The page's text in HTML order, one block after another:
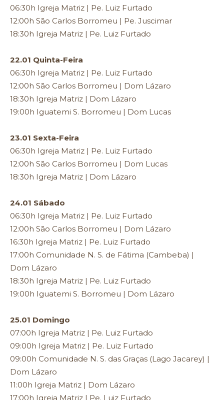
06:30h Igreja Matriz | Pe. Luiz Furtado
12:00h São Carlos Borromeu | Pe. Juscimar
18:30h Igreja Matriz | Pe. Luiz Furtado
22.01 Quinta-Feira
06:30h Igreja Matriz | Pe. Luiz Furtado
12:00h São Carlos Borromeu | Dom Lázaro
18:30h Igreja Matriz | Dom Lázaro
19:00h Iguatemi S. Borromeu | Dom Lucas
23.01 Sexta-Feira
06:30h Igreja Matriz | Pe. Luiz Furtado
12:00h São Carlos Borromeu | Dom Lucas
18:30h Igreja Matriz | Dom Lázaro
24.01 Sábado
06:30h Igreja Matriz | Pe. Luiz Furtado
12:00h São Carlos Borromeu | Dom Lázaro
16:30h Igreja Matriz | Pe. Luiz Furtado
17:00h Comunidade N. S. de Fátima (Cambeba) |
Dom Lázaro
18:30h Igreja Matriz | Pe. Luiz Furtado
19:00h Iguatemi S. Borromeu | Dom Lázaro
25.01 Domingo
07:00h Igreja Matriz | Pe. Luiz Furtado
09:00h Igreja Matriz | Pe. Luiz Furtado
09:00h Comunidade N. S. das Graças (Lago Jacarey) |
Dom Lázaro
11:00h Igreja Matriz | Dom Lázaro
17:00h Igreja Matriz | Pe. Luiz Furtado